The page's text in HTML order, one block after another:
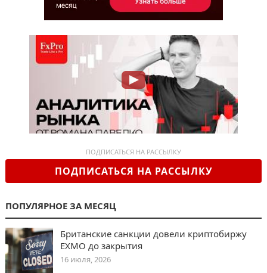
ПОДПИСАТЬСЯ НА РАССЫЛКУ
ПОДПИСАТЬСЯ НА РАССЫЛКУ
ПОПУЛЯРНОЕ ЗА МЕСЯЦ
Британские санкции довели криптобиржу
EXMO до закрытия
16 июля, 2026